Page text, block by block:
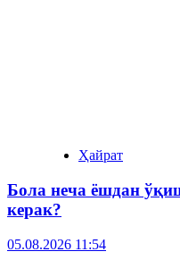
Ҳайрат
Бола неча ёшдан
керак?
05.08.2026 11:54